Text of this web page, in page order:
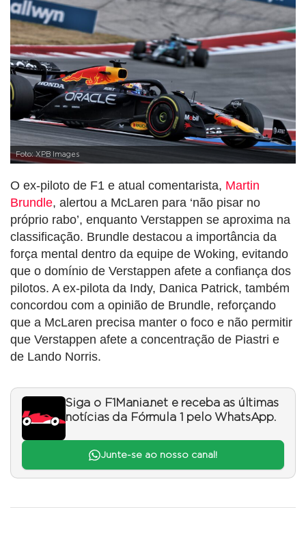
Foto: XPB Images
O ex-piloto de F1 e atual comentarista, Martin
Brundle, alertou a McLaren para ‘não pisar no
próprio rabo’, enquanto Verstappen se aproxima na
classificação. Brundle destacou a importância da
força mental dentro da equipe de Woking, evitando
que o domínio de Verstappen afete a confiança dos
pilotos. A ex-pilota da Indy, Danica Patrick, também
concordou com a opinião de Brundle, reforçando
que a McLaren precisa manter o foco e não permitir
que Verstappen afete a concentração de Piastri e
de Lando Norris.
Siga o F1Mania.net e receba as últimas
notícias da Fórmula 1 pelo WhatsApp.
Junte-se ao nosso canal!